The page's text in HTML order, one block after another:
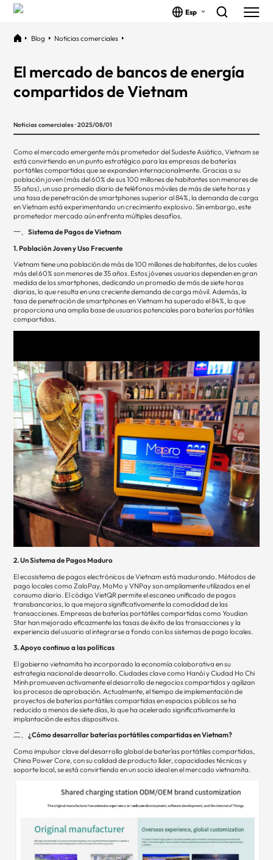
Esp
Blog Noticias comerciales
El mercado de bancos de energía
compartidos de Vietnam
Noticias comerciales · 2025/08/01
Como el mercado emergente más prometedor del Sudeste Asiático, Vietnam se
está convirtiendo en un punto estratégico para las empresas de baterías
portátiles compartidas que se expanden internacionalmente. Gracias a su
población joven (más del 60% de sus 100 millones de habitantes son menores de
35 años), un uso promedio diario de teléfonos móviles de más de siete horas y
una tasa de penetración de smartphones superior al 84%, la demanda de carga
en Vietnam está experimentando un crecimiento explosivo. Sin embargo, este
prometedor mercado aún enfrenta múltiples desafíos.
一、Sistema de Pagos de Vietnam
1. Población Joven y Uso Frecuente
Vietnam tiene una población de más de 100 millones de habitantes, de los cuales
más del 60% son menores de 35 años. Estos jóvenes usuarios dependen en gran
medida de los smartphones, dedicando un promedio de más de siete horas
diarias, lo que resulta en una creciente demanda de carga móvil. Además, la
tasa de penetración de smartphones en Vietnam ha superado el 84%, lo que
proporciona una amplia base de usuarios potenciales para baterías portátiles
compartidas.
2. Un Sistema de Pagos Maduro
El ecosistema de pagos electrónicos de Vietnam está madurando. Métodos de
pago locales como ZaloPay, MoMo y VNPay son ampliamente utilizados en el
consumo diario. El código VietQR permite el escaneo unificado de pagos
transbancarios, lo que mejora significativamente la comodidad de las
transacciones. Empresas de baterías portátiles compartidas como Youdian
Star han mejorado eficazmente las tasas de éxito de las transacciones y la
experiencia del usuario al integrarse a fondo con los sistemas de pago locales.
3. Apoyo continuo a las políticas
El gobierno vietnamita ha incorporado la economía colaborativa en su
estrategia nacional de desarrollo. Ciudades clave como Hanói y Ciudad Ho Chi
Minh promueven activamente el desarrollo de negocios compartidos y agilizan
los procesos de aprobación. Actualmente, el tiempo de implementación de
proyectos de baterías portátiles compartidas en espacios públicos se ha
reducido a menos de siete días, lo que ha acelerado significativamente la
implantación de estos dispositivos.
二、¿Cómo desarrollar baterías portátiles compartidas en Vietnam?
Como impulsor clave del desarrollo global de baterías portátiles compartidas,
China Power Core, con su calidad de producto líder, capacidades técnicas y
soporte local, se está convirtiendo en un socio ideal en el mercado vietnamita.